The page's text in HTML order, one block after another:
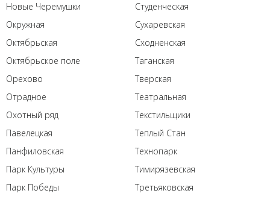
Новые Черемушки
Окружная
Октябрьская
Октябрьское поле
Орехово
Отрадное
Охотный ряд
Павелецкая
Панфиловская
Парк Культуры
Парк Победы
Студенческая
Сухаревская
Сходненская
Таганская
Тверская
Театральная
Текстильщики
Теплый Стан
Технопарк
Тимирязевская
Третьяковская